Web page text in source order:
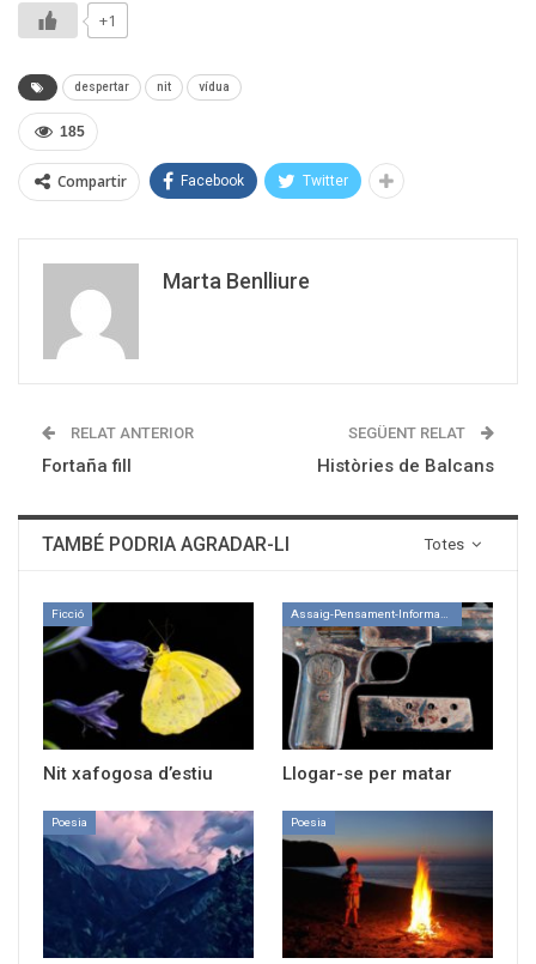
+1
despertar nit vídua
185
Compartir Facebook Twitter
Marta Benlliure
RELAT ANTERIOR
Fortaña fill
SEGÜENT RELAT
Històries de Balcans
Totes
TAMBÉ PODRIA AGRADAR-LI
Ficció
Nit xafogosa d’estiu Llogar-se per matar
Poesia Poesia